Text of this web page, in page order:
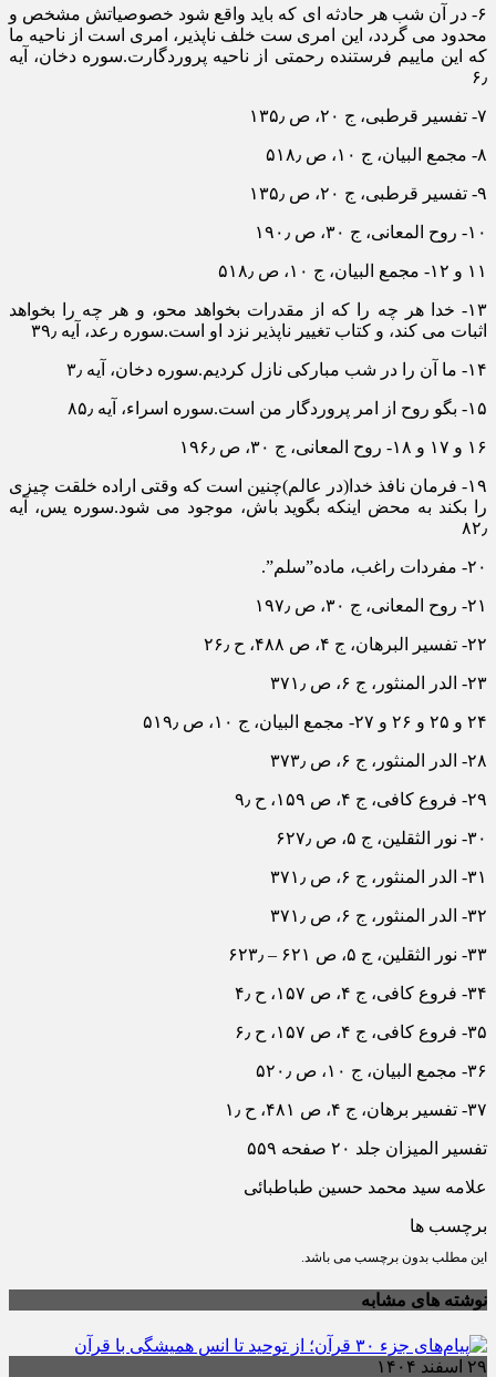
۶- در آن شب هر حادثه ای که باید واقع شود خصوصیاتش مشخص و
محدود می گردد، این امری ست خلف ناپذیر، امری است از ناحیه ما
که این ماییم فرستنده رحمتی از ناحیه پروردگارت.سوره دخان، آیه
۶٫
۷- تفسیر قرطبی، ج ۲۰، ص ۱۳۵٫
۸- مجمع البیان، ج ۱۰، ص ۵۱۸٫
۹- تفسیر قرطبی، ج ۲۰، ص ۱۳۵٫
۱۰- روح المعانی، ج ۳۰، ص ۱۹۰٫
۱۱ و ۱۲- مجمع البیان، ج ۱۰، ص ۵۱۸٫
۱۳- خدا هر چه را که از مقدرات بخواهد محو، و هر چه را بخواهد
اثبات می کند، و کتاب تغییر ناپذیر نزد او است.سوره رعد، آیه ۳۹٫
۱۴- ما آن را در شب مبارکی نازل کردیم.سوره دخان، آیه ۳٫
۱۵- بگو روح از امر پروردگار من است.سوره اسراء، آیه ۸۵٫
۱۶ و ۱۷ و ۱۸- روح المعانی، ج ۳۰، ص ۱۹۶٫
۱۹- فرمان نافذ خدا(در عالم)چنین است که وقتی اراده خلقت چیزی
را بکند به محض اینکه بگوید باش، موجود می شود.سوره یس، آیه
۸۲٫
۲۰- مفردات راغب، ماده”سلم”.
۲۱- روح المعانی، ج ۳۰، ص ۱۹۷٫
۲۲- تفسیر البرهان، ج ۴، ص ۴۸۸، ح ۲۶٫
۲۳- الدر المنثور، ج ۶، ص ۳۷۱٫
۲۴ و ۲۵ و ۲۶ و ۲۷- مجمع البیان، ج ۱۰، ص ۵۱۹٫
۲۸- الدر المنثور، ج ۶، ص ۳۷۳٫
۲۹- فروع کافی، ج ۴، ص ۱۵۹، ح ۹٫
۳۰- نور الثقلین، ج ۵، ص ۶۲۷٫
۳۱- الدر المنثور، ج ۶، ص ۳۷۱٫
۳۲- الدر المنثور، ج ۶، ص ۳۷۱٫
۳۳- نور الثقلین، ج ۵، ص ۶۲۱ – ۶۲۳٫
۳۴- فروع کافی، ج ۴، ص ۱۵۷، ح ۴٫
۳۵- فروع کافی، ج ۴، ص ۱۵۷، ح ۶٫
۳۶- مجمع البیان، ج ۱۰، ص ۵۲۰٫
۳۷- تفسیر برهان، ج ۴، ص ۴۸۱، ح ۱٫
تفسیر المیزان جلد ۲۰ صفحه ۵۵۹
علامه سید محمد حسین طباطبائی
برچسب ها
این مطلب بدون برچسب می باشد.
نوشته های مشابه
۲۹ اسفند ۱۴۰۴